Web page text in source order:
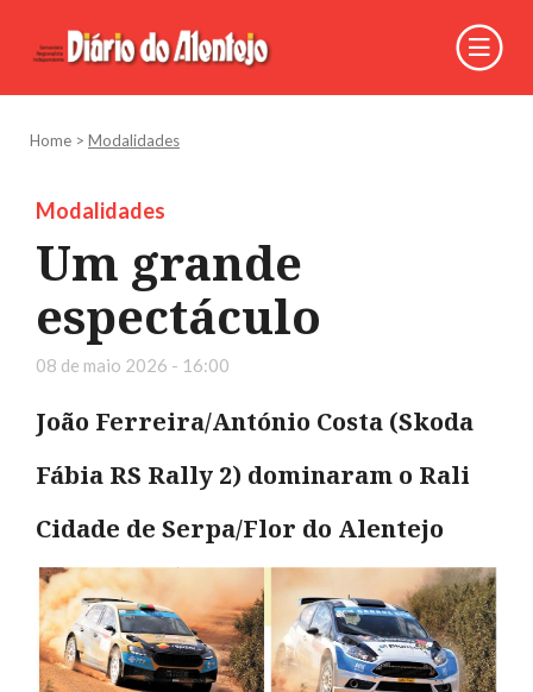
Home > Modalidades
Modalidades
Um grande
espectáculo
08 de maio 2026 - 16:00
João Ferreira/António Costa (Skoda
Fábia RS Rally 2) dominaram o Rali
Cidade de Serpa/Flor do Alentejo